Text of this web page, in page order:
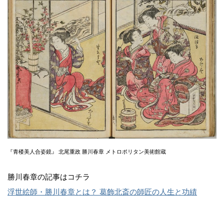
『青楼美人合姿鏡』 北尾重政 勝川春章 メトロポリタン美術館蔵
勝川春章の記事はコチラ
浮世絵師・勝川春章とは？ 葛飾北斎の師匠の人生と功績